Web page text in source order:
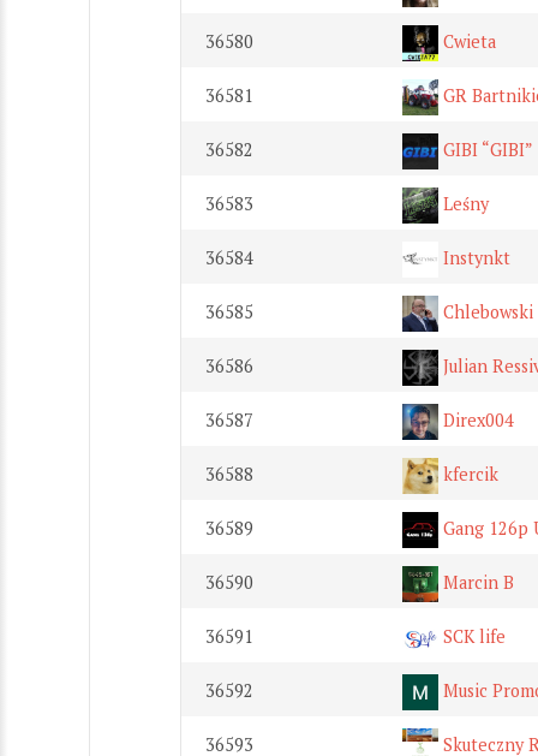
36580 Cwieta
36581 GR
36582 GIBI “GIBI”
36583 Leśny
36584 Instynkt
36585
36586 Julian
36587 Direx004
36588 kfercik
36589 Gang 126p
36590 Marcin B
36591 SCK life
36592 Music
36593 Skuteczny